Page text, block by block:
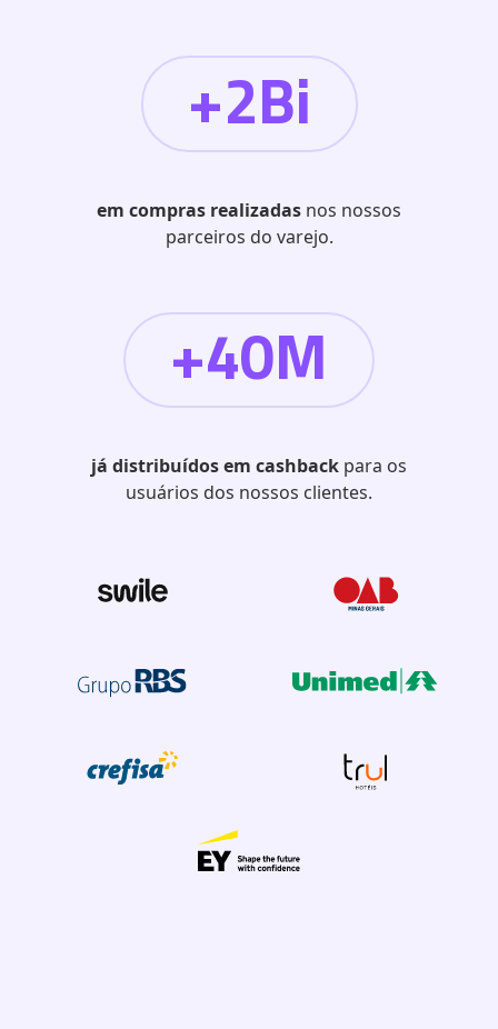
+2Bi
em compras realizadas nos nossos
parceiros do varejo.
+40M
já distribuídos em cashback para os
usuários dos nossos clientes.